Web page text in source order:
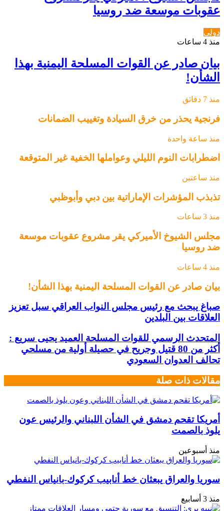
عقوبات موسعة ضد روسيا
دولي
منذ 4 ساعات
بيان صادر عن القوات المسلحة اليمنية بهذا
الشأن!
منذ 7 دقائق
فرنجية يحذر من خرق السيادة وتغييب الضمانات
منذ ساعة واحدة
اضطرابات النوم الليلي وعواملها الخفية غير المتوقعة
منذ ساعتين
تذبذب المؤشرات الإماراتية بين دبي وأبوظبي
منذ 3 ساعات
مجلس الشيوخ الأميركي يقر مشروع عقوبات موسعة
ضد روسيا
منذ 4 ساعات
بيان صادر عن القوات المسلحة اليمنية بهذا الشأن!
صباغ يبحث مع رئيس مجلس النواب العراقي سبل تعزيز
العلاقات بين البلدين
المتحدث الرسمي للقوات المسلحة العميد يحيى سريع :
أكثر من 80 قتيل وجريح في حصيلة أولية من مسلحي
تحالف العدوان السعودي
مقالات ذات صلة
أمريكا تقحم دمشق في الشأن اللبناني والرئيس عون
يلوذ بالصمت
منذ أسبوعين
سوريا والعراق يبعثان خط أنابيب كركوك-بانياس النفطي
منذ 3 أسابيع